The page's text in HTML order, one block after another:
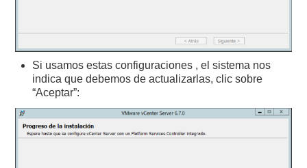
Si usamos estas configuraciones , el sistema nos
indica que debemos de actualizarlas, clic sobre
“Aceptar”: